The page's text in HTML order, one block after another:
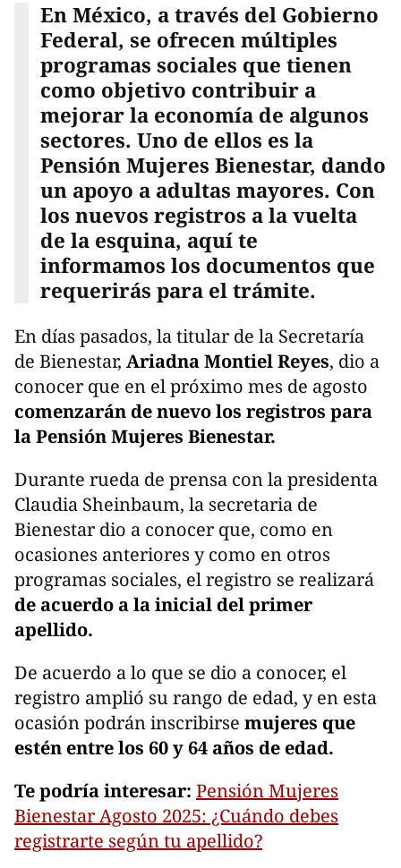
En México, a través del Gobierno
Federal, se ofrecen múltiples
programas sociales que tienen
como objetivo contribuir a
mejorar la economía de algunos
sectores. Uno de ellos es la
Pensión Mujeres Bienestar, dando
un apoyo a adultas mayores. Con
los nuevos registros a la vuelta
de la esquina, aquí te
informamos los documentos que
requerirás para el trámite.
En días pasados, la titular de la Secretaría
de Bienestar, Ariadna Montiel Reyes, dio a
conocer que en el próximo mes de agosto
comenzarán de nuevo los registros para
la Pensión Mujeres Bienestar.
Durante rueda de prensa con la presidenta
Claudia Sheinbaum, la secretaria de
Bienestar dio a conocer que, como en
ocasiones anteriores y como en otros
programas sociales, el registro se realizará
de acuerdo a la inicial del primer
apellido.
De acuerdo a lo que se dio a conocer, el
registro amplió su rango de edad, y en esta
ocasión podrán inscribirse mujeres que
estén entre los 60 y 64 años de edad.
Te podría interesar: Pensión Mujeres
Bienestar Agosto 2025: ¿Cuándo debes
registrarte según tu apellido?